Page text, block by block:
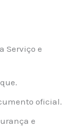
Serviço e
oficial.
e